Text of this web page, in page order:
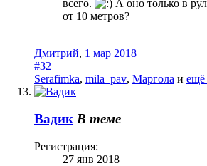
всего.
А оно только в
от 10 метров?
Дмитрий, 1 мар 2018
#32
Serafimka, mila_pav, Маргола и ещё
Вадик В теме
Регистрация:
27 янв 2018